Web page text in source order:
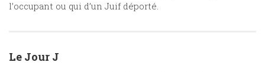
l’occupant ou qui d’un Juif déporté.
Le Jour J